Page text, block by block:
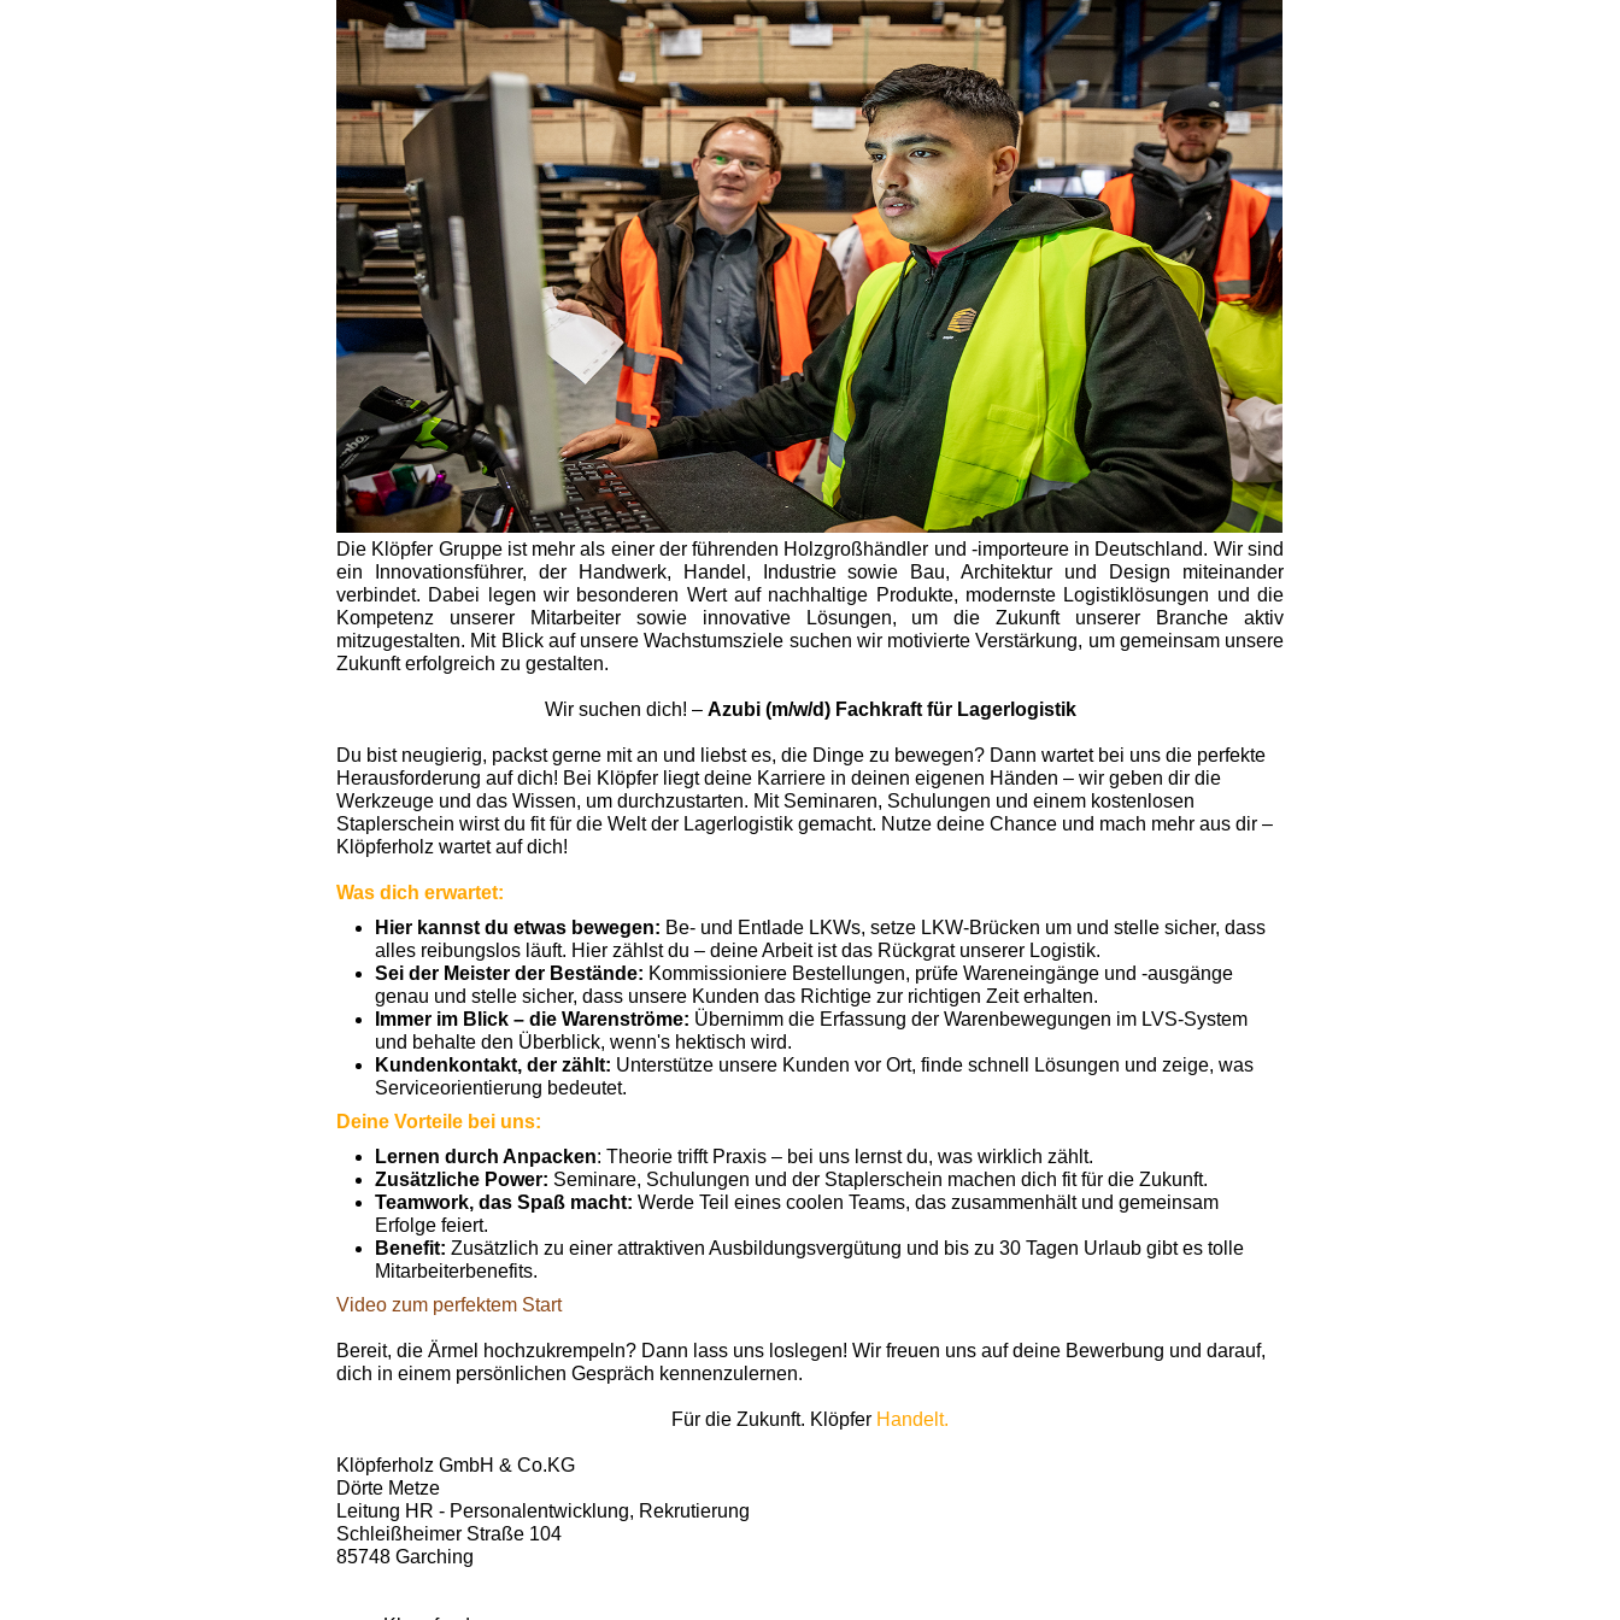
Die Klöpfer Gruppe ist mehr als einer der führenden Holzgroßhändler und -importeure in Deutschland. Wir sind
ein Innovationsführer, der Handwerk, Handel, Industrie sowie Bau, Architektur und Design miteinander
verbindet. Dabei legen wir besonderen Wert auf nachhaltige Produkte, modernste Logistiklösungen und die
Kompetenz unserer Mitarbeiter sowie innovative Lösungen, um die Zukunft unserer Branche aktiv
mitzugestalten. Mit Blick auf unsere Wachstumsziele suchen wir motivierte Verstärkung, um gemeinsam unsere
Zukunft erfolgreich zu gestalten.
Wir suchen dich! – Azubi (m/w/d) Fachkraft für Lagerlogistik
Du bist neugierig, packst gerne mit an und liebst es, die Dinge zu bewegen? Dann wartet bei uns die perfekte
Herausforderung auf dich! Bei Klöpfer liegt deine Karriere in deinen eigenen Händen – wir geben dir die
Werkzeuge und das Wissen, um durchzustarten. Mit Seminaren, Schulungen und einem kostenlosen
Staplerschein wirst du fit für die Welt der Lagerlogistik gemacht. Nutze deine Chance und mach mehr aus dir –
Klöpferholz wartet auf dich!
Was dich erwartet:
Hier kannst du etwas bewegen: Be- und Entlade LKWs, setze LKW-Brücken um und stelle sicher, dass
alles reibungslos läuft. Hier zählst du – deine Arbeit ist das Rückgrat unserer Logistik.
Sei der Meister der Bestände: Kommissioniere Bestellungen, prüfe Wareneingänge und -ausgänge
genau und stelle sicher, dass unsere Kunden das Richtige zur richtigen Zeit erhalten.
Immer im Blick – die Warenströme: Übernimm die Erfassung der Warenbewegungen im LVS-System
und behalte den Überblick, wenn's hektisch wird.
Kundenkontakt, der zählt: Unterstütze unsere Kunden vor Ort, finde schnell Lösungen und zeige, was
Serviceorientierung bedeutet.
Deine Vorteile bei uns:
Lernen durch Anpacken: Theorie trifft Praxis – bei uns lernst du, was wirklich zählt.
Zusätzliche Power: Seminare, Schulungen und der Staplerschein machen dich fit für die Zukunft.
Teamwork, das Spaß macht: Werde Teil eines coolen Teams, das zusammenhält und gemeinsam
Erfolge feiert.
Benefit: Zusätzlich zu einer attraktiven Ausbildungsvergütung und bis zu 30 Tagen Urlaub gibt es tolle
Mitarbeiterbenefits.
Video zum perfektem Start
Bereit, die Ärmel hochzukrempeln? Dann lass uns loslegen! Wir freuen uns auf deine Bewerbung und darauf,
dich in einem persönlichen Gespräch kennenzulernen.
Für die Zukunft. Klöpfer Handelt.
Klöpferholz GmbH & Co.KG
Dörte Metze
Leitung HR - Personalentwicklung, Rekrutierung
Schleißheimer Straße 104
85748 Garching